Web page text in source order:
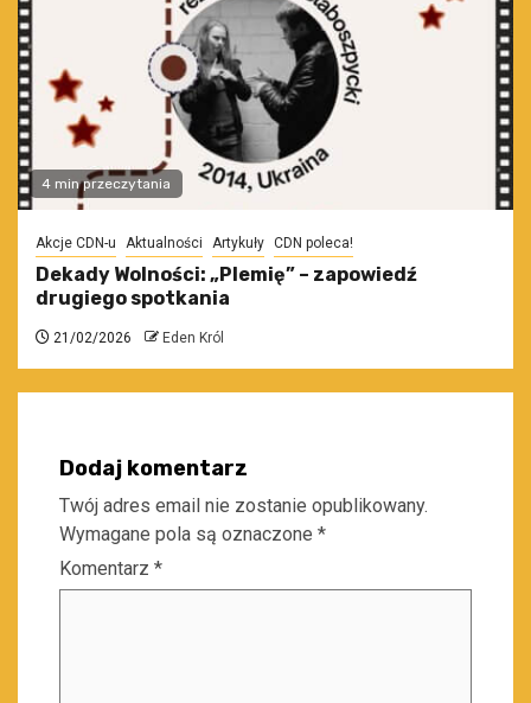
4 min przeczytania
Akcje CDN-u Aktualności Artykuły CDN poleca!
Dekady Wolności: „Plemię” – zapowiedź
drugiego spotkania
21/02/2026 Eden Król
Dodaj komentarz
Twój adres email nie zostanie opublikowany.
Wymagane pola są oznaczone *
Komentarz *